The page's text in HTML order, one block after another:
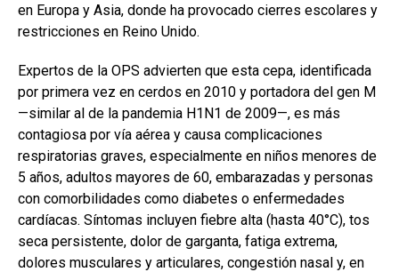
en Europa y Asia, donde ha provocado cierres escolares y
restricciones en Reino Unido.
Expertos de la OPS advierten que esta cepa, identificada
por primera vez en cerdos en 2010 y portadora del gen M
—similar al de la pandemia H1N1 de 2009—, es más
contagiosa por vía aérea y causa complicaciones
respiratorias graves, especialmente en niños menores de
5 años, adultos mayores de 60, embarazadas y personas
con comorbilidades como diabetes o enfermedades
cardíacas. Síntomas incluyen fiebre alta (hasta 40°C), tos
seca persistente, dolor de garganta, fatiga extrema,
dolores musculares y articulares, congestión nasal y, en